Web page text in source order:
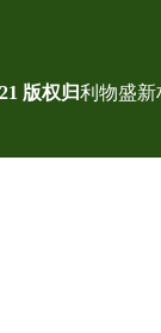
版权归利物盛新